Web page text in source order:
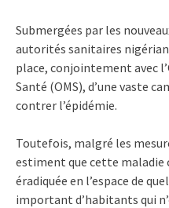
Submergées par les
autorités sanitaires
place, conjointement avec
Santé (OMS), d’une vaste
contrer l’épidémie.
Toutefois, malgré les
estiment que cette maladie
éradiquée en l’espace de
important d’habitants qui